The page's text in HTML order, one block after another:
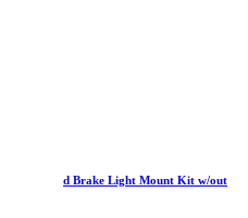
and 3rd Brake Light Mount Kit w/out